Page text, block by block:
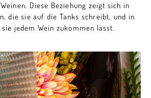
Diese Beziehung zeigt sich in
die sie auf die Tanks schreibt, und in
jedem Wein zukommen lässt.